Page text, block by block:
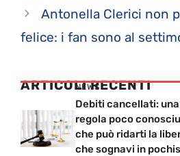
Antonella Clerici non
felice: i fan sono al
ARTICOLI RECENTI
NEWS
Debiti cancellati: una
regola poco
che può ridarti la
che sognavi in